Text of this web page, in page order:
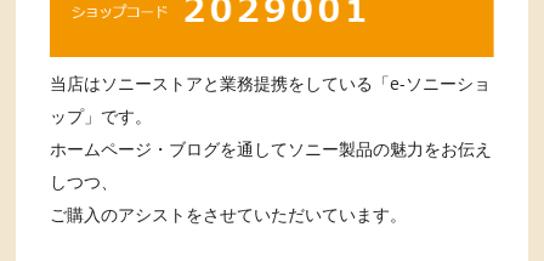
当店はソニーストアと業務提携をしている「e-ソニーショ
ップ」です。
ホームページ・ブログを通してソニー製品の魅力をお伝え
しつつ、
ご購入のアシストをさせていただいています。